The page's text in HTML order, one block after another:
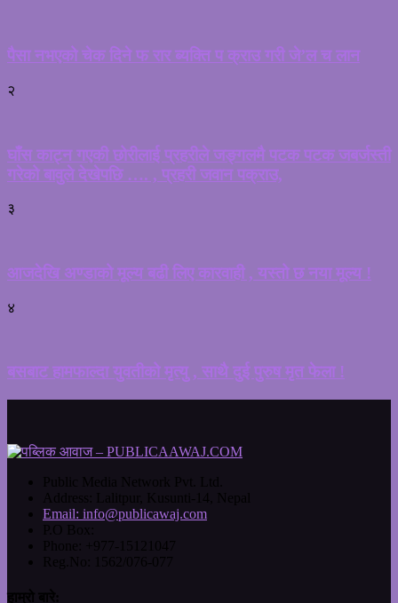
पैसा नभएको चेक दिने फ रार ब्यक्ति प क्राउ गरी जे’ल च लान
२
घाँस काट्न गएकी छोरीलाई प्रहरीले जङ्गलमै पटक पटक जबर्जस्ती
गरेको बावुले देखेपछि …. , प्रहरी जवान पक्राउ,
३
आजदेखि अण्डाको मूल्य बढी लिए कारवाही , यस्तो छ नया मूल्य !
४
बसबाट हामफाल्दा युवतीको मृत्यु , साथै दुई पुरुष मृत फेला !
Email: info@publicawaj.com